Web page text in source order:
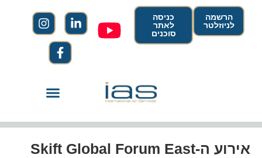
הרשמה
לניוזלטר
כניסה
לאתר
סוכנים
אירוע ה-Skift Global Forum East